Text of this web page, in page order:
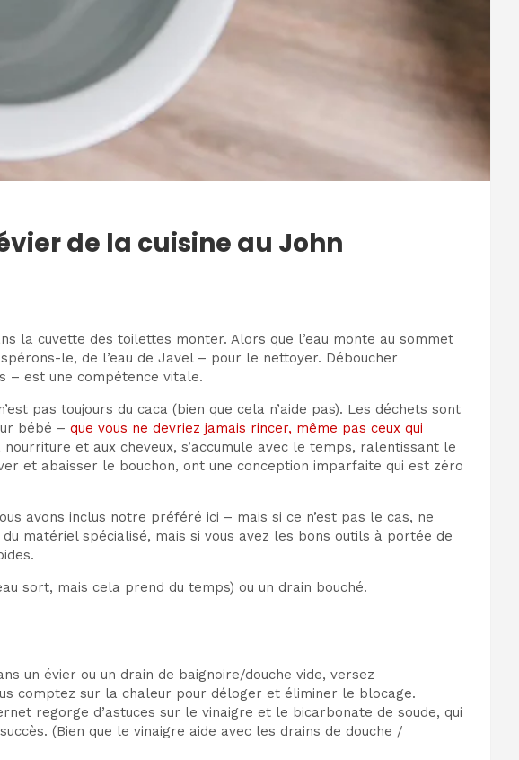
de la cuisine au John
la cuvette des toilettes monter. Alors que l’eau monte au sommet
le, de l’eau de Javel – pour le nettoyer. Déboucher
– est une compétence vitale.
pas toujours du caca (bien que cela n’aide pas). Les déchets sont
bébé – que vous ne devriez jamais rincer, même pas ceux qui
et aux cheveux, s’accumule avec le temps, ralentissant le
et abaisser le bouchon, ont une conception imparfaite qui est zéro
avons inclus notre préféré ici – mais si ce n’est pas le cas, ne
matériel spécialisé, mais si vous avez les bons outils à portée de
sort, mais cela prend du temps) ou un drain bouché.
un évier ou un drain de baignoire/douche vide, versez
comptez sur la chaleur pour déloger et éliminer le blocage.
regorge d’astuces sur le vinaigre et le bicarbonate de soude, qui
(Bien que le vinaigre aide avec les drains de douche /